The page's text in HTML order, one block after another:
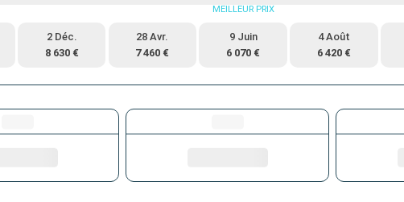
2 Déc.
8 630 €
28 Avr.
7 460 €
MEILLEUR PRIX
9 Juin
6 070 €
4 Août
6 420 €